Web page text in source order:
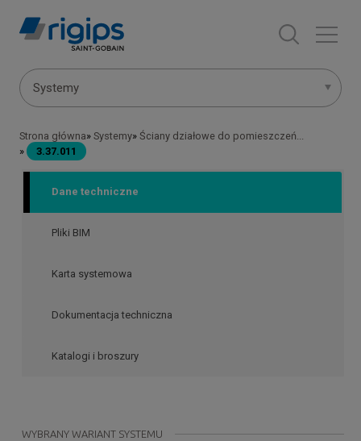
Menu
Systemy
Ścieżka
nawigacyjna
Strona główna Systemy Ściany działowe do pomieszczeń...
3.37.011
Dane techniczne
Pliki BIM
Karta systemowa
Dokumentacja techniczna
Katalogi i broszury
WYBRANY WARIANT SYSTEMU